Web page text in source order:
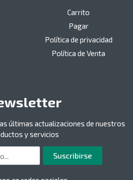
Carrito
Pagar
Política de privacidad
Política de Venta
últimas actualizaciones de nuestros
y servicios
electrónico Suscribirse